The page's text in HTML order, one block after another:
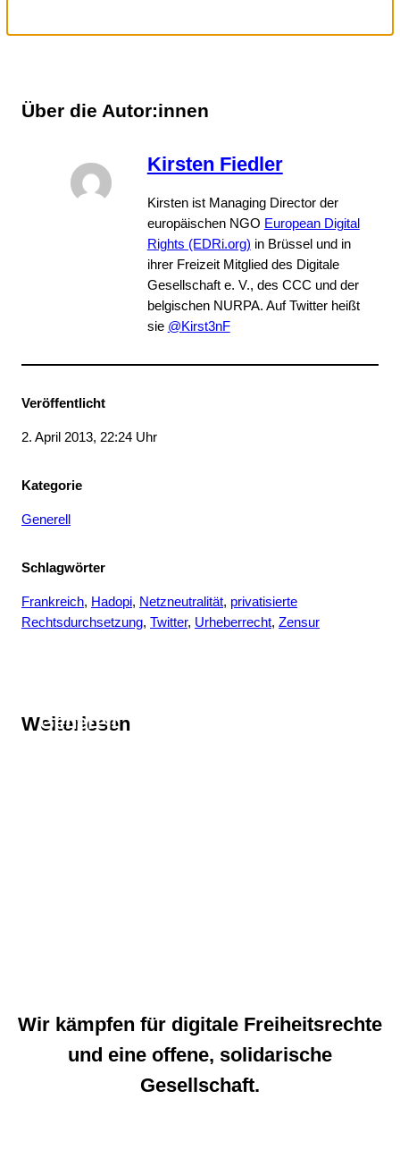
Über die Autor:innen
Kirsten Fiedler
Kirsten ist Managing Director der
europäischen NGO European Digital
Rights (EDRi.org) in Brüssel und in
ihrer Freizeit Mitglied des Digitale
Gesellschaft e. V., des CCC und der
belgischen NURPA. Auf Twitter heißt
sie @Kirst3nF
Veröffentlicht
2. April 2013, 22:24 Uhr
Kategorie
Generell
Schlagwörter
Frankreich, Hadopi, Netzneutralität, privatisierte
Rechtsdurchsetzung, Twitter, Urheberrecht, Zensur
Weiterlesen
Generell
Wir kämpfen für digitale Freiheitsrechte
und eine offene, solidarische
Gesellschaft.